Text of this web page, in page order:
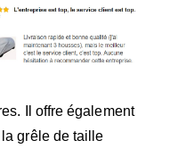
Il offre également
grêle de taille